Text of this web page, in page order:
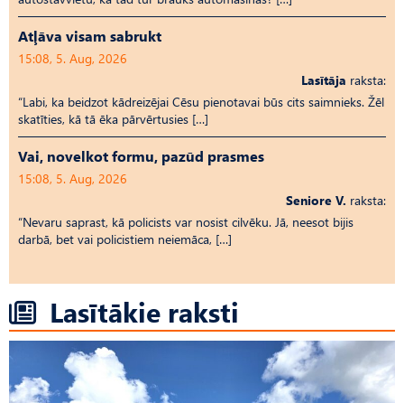
Atļāva visam sabrukt
15:08, 5. Aug, 2026
Lasītāja raksta:
“Labi, ka beidzot kādreizējai Cēsu pienotavai būs cits saimnieks. Žēl
skatīties, kā tā ēka pārvērtusies […]
Vai, novelkot formu, pazūd prasmes
15:08, 5. Aug, 2026
Seniore V. raksta:
“Nevaru saprast, kā policists var nosist cilvēku. Jā, neesot bijis
darbā, bet vai policistiem neiemāca, […]
Lasītākie raksti